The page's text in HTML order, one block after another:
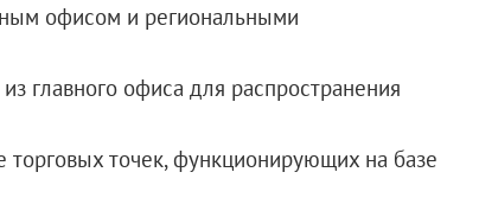
офисом и региональными
главного офиса для распространения
точек, функционирующих на базе